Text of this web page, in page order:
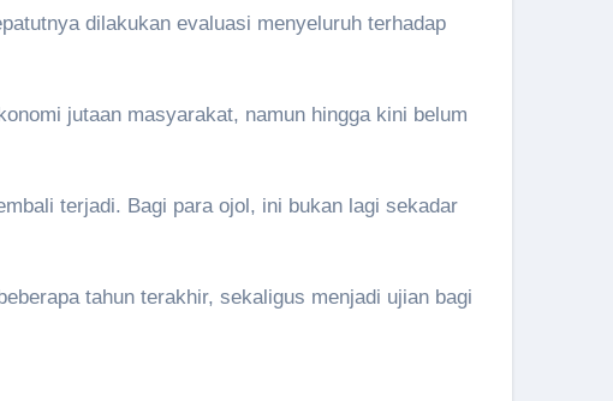
dilakukan evaluasi menyeluruh terhadap
jutaan masyarakat, namun hingga kini belum
terjadi. Bagi para ojol, ini bukan lagi sekadar
tahun terakhir, sekaligus menjadi ujian bagi